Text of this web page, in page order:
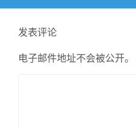
章：
发表评论
电子邮件地址不会被公开。